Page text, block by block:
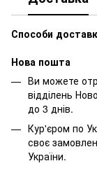
Способи
Нова пошта
Ви можете
відділень
до 3 днів.
Кур'єром по
своє
України.